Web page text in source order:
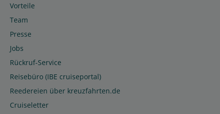
Vorteile
Team
Presse
Jobs
Rückruf-Service
Reisebüro (IBE cruiseportal)
Reedereien über kreuzfahrten.de
Cruiseletter